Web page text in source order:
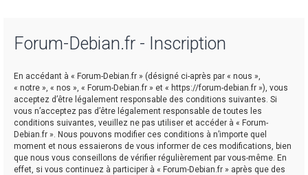
Forum-Debian.fr - Inscription
En accédant à « Forum-Debian.fr » (désigné ci-après par « nous »,
« notre », « nos », « Forum-Debian.fr » et « https://forum-debian.fr »), vous
acceptez d’être légalement responsable des conditions suivantes. Si
vous n’acceptez pas d’être légalement responsable de toutes les
conditions suivantes, veuillez ne pas utiliser et accéder à « Forum-
Debian.fr ». Nous pouvons modifier ces conditions à n’importe quel
moment et nous essaierons de vous informer de ces modifications, bien
que nous vous conseillons de vérifier régulièrement par vous-même. En
effet, si vous continuez à participer à « Forum-Debian.fr » après que des